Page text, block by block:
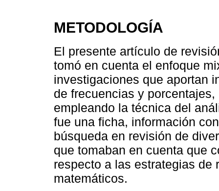
METODOLOGÍA
El presente artículo de
tomó en cuenta el enfoque
investigaciones que aportan
de frecuencias y
empleando la técnica del
fue una ficha, información
búsqueda en revisión de
que tomaban en cuenta que
respecto a las estrategias de
matemáticos.